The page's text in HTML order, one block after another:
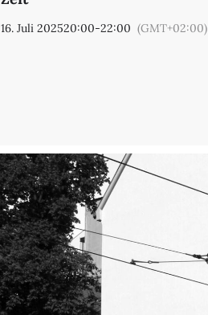
16. Juli 202520:00-22:00 (GMT+02:00)